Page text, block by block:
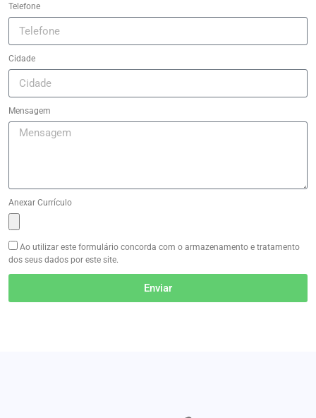
Telefone
Cidade
Mensagem
Anexar Currículo
Ao utilizar este formulário concorda com o armazenamento e tratamento
dos seus dados por este site.
Enviar